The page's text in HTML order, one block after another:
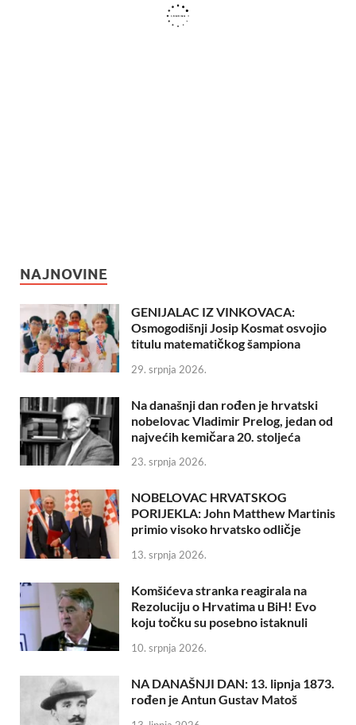
NAJNOVINE
GENIJALAC IZ VINKOVACA:
Osmogodišnji Josip Kosmat osvojio
titulu matematičkog šampiona
29. srpnja 2026.
Na današnji dan rođen je hrvatski
nobelovac Vladimir Prelog, jedan od
najvećih kemičara 20. stoljeća
23. srpnja 2026.
NOBELOVAC HRVATSKOG
PORIJEKLA: John Matthew Martinis
primio visoko hrvatsko odličje
13. srpnja 2026.
Komšićeva stranka reagirala na
Rezoluciju o Hrvatima u BiH! Evo
koju točku su posebno istaknuli
10. srpnja 2026.
NA DANAŠNJI DAN: 13. lipnja 1873.
rođen je Antun Gustav Matoš